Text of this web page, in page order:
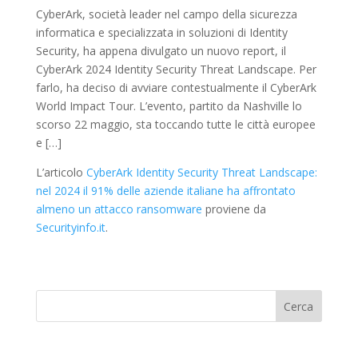
CyberArk, società leader nel campo della sicurezza
informatica e specializzata in soluzioni di Identity
Security, ha appena divulgato un nuovo report, il
CyberArk 2024 Identity Security Threat Landscape. Per
farlo, ha deciso di avviare contestualmente il CyberArk
World Impact Tour. L’evento, partito da Nashville lo
scorso 22 maggio, sta toccando tutte le città europee
e […]
L’articolo CyberArk Identity Security Threat Landscape:
nel 2024 il 91% delle aziende italiane ha affrontato
almeno un attacco ransomware proviene da
Securityinfo.it.
Cerca